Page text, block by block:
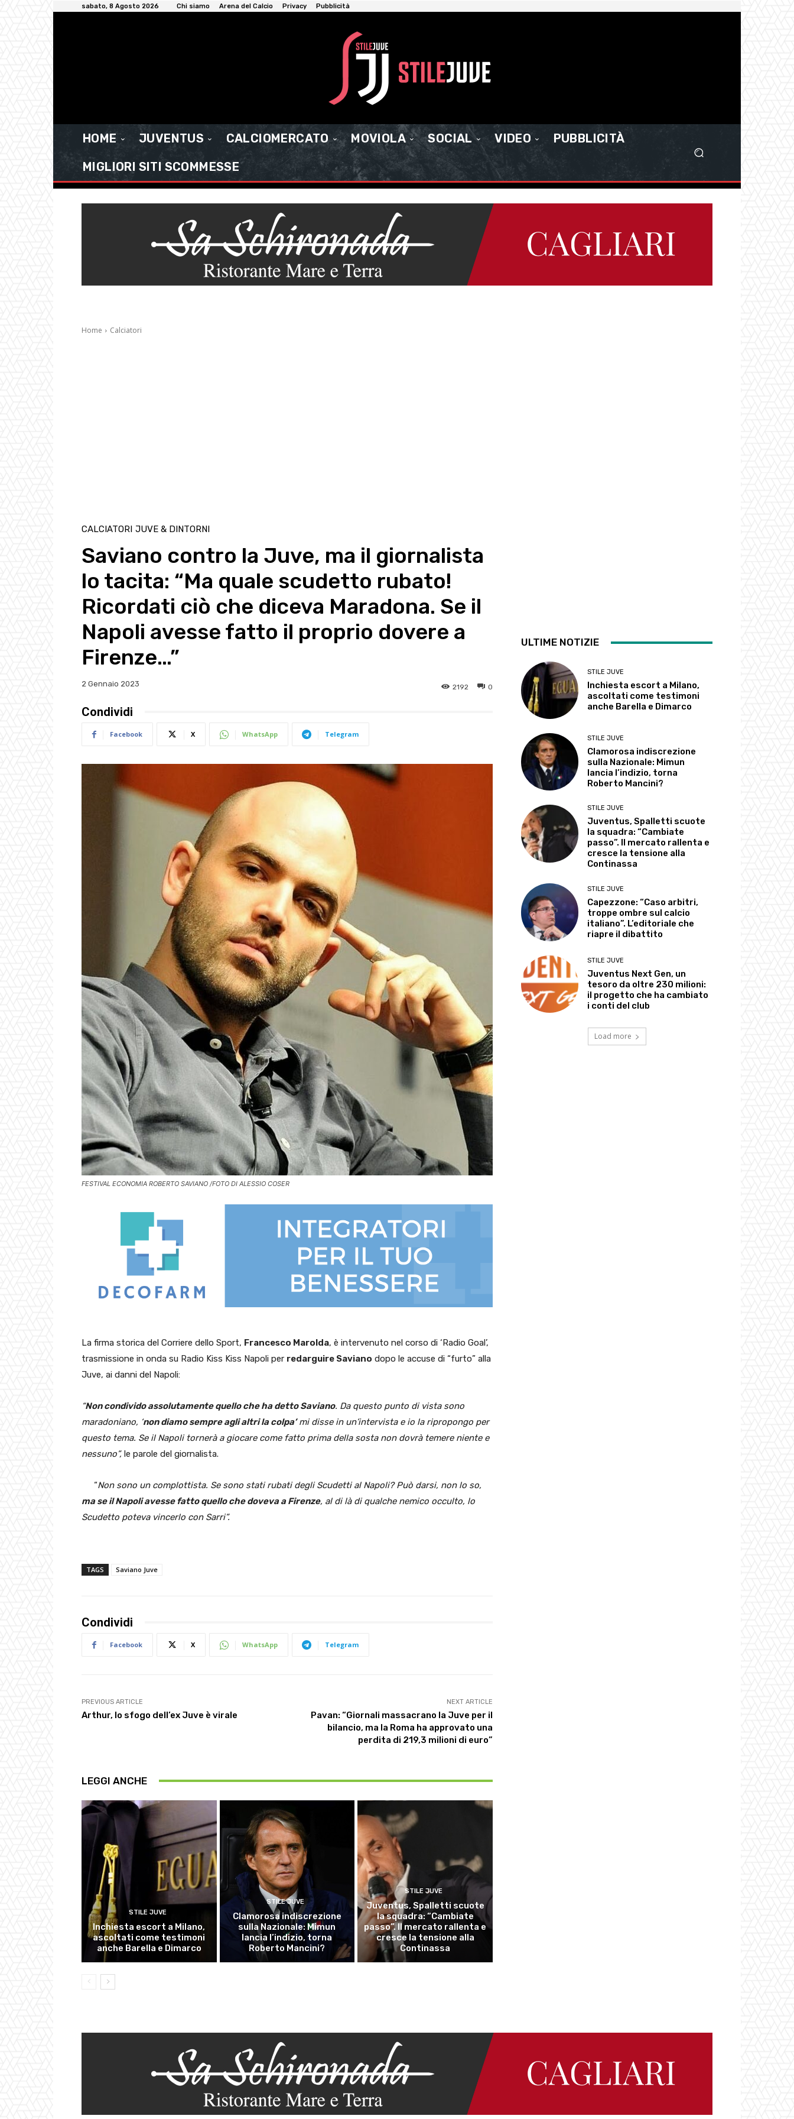
sabato, 8 Agosto 2026 Chi siamo Arena del Calcio Privacy Pubblicità
HOME JUVENTUS CALCIOMERCATO MOVIOLA SOCIAL VIDEO
PUBBLICITÀ
MIGLIORI SITI SCOMMESSE
Home Calciatori
CALCIATORI JUVE & DINTORNI
Saviano contro la Juve, ma il giornalista
lo tacita: “Ma quale scudetto rubato!
Ricordati ciò che diceva Maradona. Se il
Napoli avesse fatto il proprio dovere a
Firenze…”
2 Gennaio 2023 0
2192
Condividi
Facebook X WhatsApp Telegram
FESTIVAL ECONOMIA ROBERTO SAVIANO /FOTO DI ALESSIO COSER
La firma storica del Corriere dello Sport, Francesco Marolda, è intervenuto nel corso di ‘Radio Goal’,
trasmissione in onda su Radio Kiss Kiss Napoli per redarguire Saviano dopo le accuse di “furto” alla
Juve, ai danni del Napoli:
“Non condivido assolutamente quello che ha detto Saviano. Da questo punto di vista sono
maradoniano, ‘non diamo sempre agli altri la colpa’mi disse in un’intervista e io la ripropongo per
questo tema. Se il Napoli tornerà a giocare come fatto prima della sosta non dovrà temere niente e
nessuno”, le parole del giornalista.
“Non sono un complottista. Se sono stati rubati degli Scudetti al Napoli? Può darsi, non lo so,
ma se il Napoli avesse fatto quello che doveva a Firenze, al di là di qualche nemico occulto, lo
Scudetto poteva vincerlo con Sarri”.
TAGS Saviano Juve
Condividi
Facebook X WhatsApp Telegram
PREVIOUS ARTICLE
Arthur, lo sfogo dell’ex Juve è virale
NEXT ARTICLE
Pavan: “Giornali massacrano la Juve per il
bilancio, ma la Roma ha approvato una
perdita di 219,3 milioni di euro”
LEGGI ANCHE
STILE JUVE
Inchiesta escort a Milano,
ascoltati come testimoni
anche Barella e Dimarco
STILE JUVE
Clamorosa indiscrezione
sulla Nazionale: Mimun
lancia l’indizio, torna
Roberto Mancini?
STILE JUVE
Juventus, Spalletti scuote
la squadra: “Cambiate
passo”. Il mercato rallenta e
cresce la tensione alla
Continassa
ULTIME NOTIZIE
STILE JUVE
Inchiesta escort a Milano,
ascoltati come testimoni
anche Barella e Dimarco
STILE JUVE
Clamorosa indiscrezione
sulla Nazionale: Mimun
lancia l’indizio, torna
Roberto Mancini?
STILE JUVE
Juventus, Spalletti scuote
la squadra: “Cambiate
passo”. Il mercato rallenta e
cresce la tensione alla
Continassa
STILE JUVE
Capezzone: “Caso arbitri,
troppe ombre sul calcio
italiano”. L’editoriale che
riapre il dibattito
STILE JUVE
Juventus Next Gen, un
tesoro da oltre 230 milioni:
il progetto che ha cambiato
i conti del club
Load more